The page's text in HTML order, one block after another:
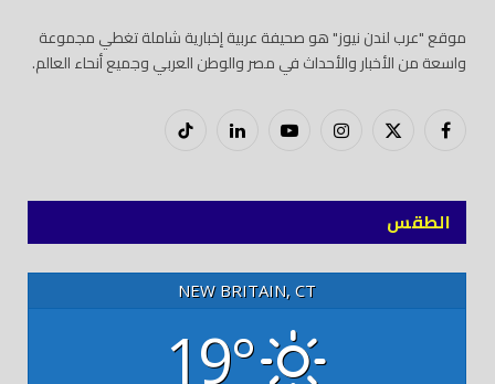
موقع "عرب لندن نيوز" هو صحيفة عربية إخبارية شاملة تغطي مجموعة
واسعة من الأخبار والأحداث في مصر والوطن العربي وجميع أنحاء العالم.
فيسبوكX
إنستغراميوتيوب لينكدود
تيك
الطقس
NEW BRITAIN, CT
19°